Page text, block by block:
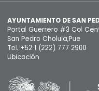
AYUNTAMIENTO DE SAN
Portal Guerrero #3 Col
San Pedro Cholula,Pue
Tel. +52 1 (222) 777 2900
Ubicación